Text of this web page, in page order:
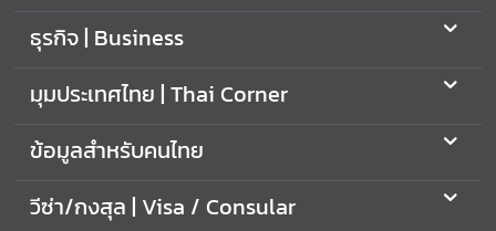
|
i
a
C
ธุรกิจ | Business
มุมประเทศไทย | Thai Corner
ข้อมูลสำหรับคนไทย
วีซ่า/กงสุล | Visa / Consular